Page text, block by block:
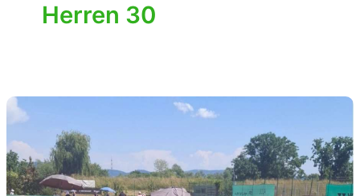
Herren 30